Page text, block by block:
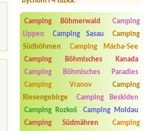
Termin ab 2026-08-15 |
Domaslavice
4L chatka a 2dospeli jedno dítě a pes
(chivava)
Termin ab 2026-08-08 |Autocamping
2 stan, 4 osoby, el. přípojka
Termin ab 2026-07-27 |
HERZOG
1 (Length 7,50m + Height 2,90m)
Termin ab 2026-08-05 |Autokemp
Kamencové jezero
Camping Böhmerwald
Camping
Lippen
Camping Sasau
Camping
Südböhmen
Camping Mácha-See
Camping Böhmisches Kanada
Camping Böhmisches Paradies
Camping Vranov
Camping
Riesengebirge
Camping Beskiden
Camping Rozkoš
Camping Moldau
Camping Südmähren
Camping